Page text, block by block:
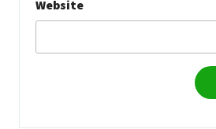
Website